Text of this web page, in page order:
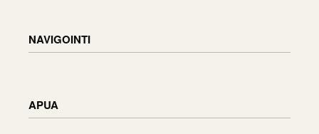
NAVIGOINTI
Cart
APUA